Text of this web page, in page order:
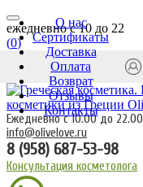
ежедневно c 10 до 22
(0)
О нас
Сертификаты
Доставка
Оплата
Возврат
Отзывы
Контакты
Ежедневно с 10.00 до 22.00
info@olivelove.ru
8 (958) 687-53-98
Консультация косметолога